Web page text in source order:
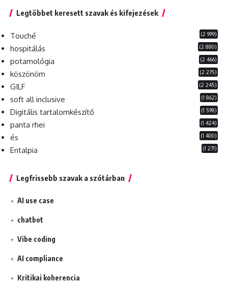
Legtöbbet keresett szavak és kifejezések
Touché (2 999)
hospitálás (2 880)
potamológia (2 466)
köszönöm (2 275)
GILF (2 245)
soft all inclusive (1 862)
Digitális tartalomkészítő (1 598)
panta rhei (1 424)
és (1 400)
Entalpia (1 271)
Legfrissebb szavak a szótárban
AI use case
chatbot
Vibe coding
AI compliance
Kritikai koherencia